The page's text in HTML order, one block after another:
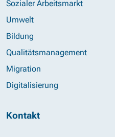
Sozialer Arbeitsmarkt
Umwelt
Bildung
Qualitätsmanagement
Migration
Digitalisierung
Kontakt